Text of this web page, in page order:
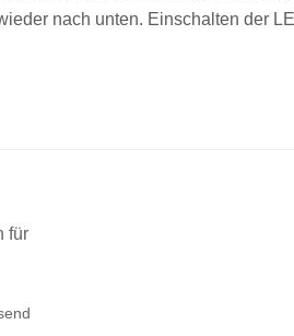
nach unten. Einschalten der